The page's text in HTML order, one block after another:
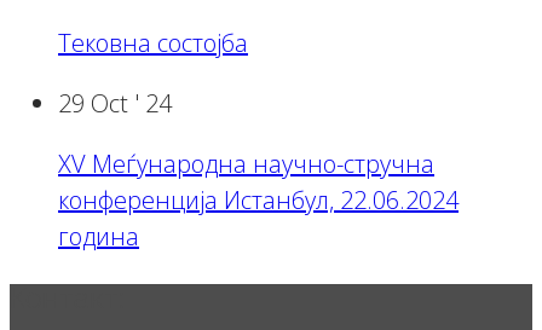
Тековна состојба
29 Oct ' 24
XV Меѓународна научно-стручна
конференција Истанбул, 22.06.2024
година